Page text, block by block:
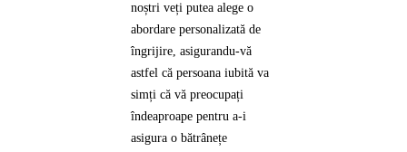
noștri veți putea alege o
abordare personalizată de
îngrijire, asigurandu-vă
astfel că persoana iubită va
simți că vă preocupați
îndeaproape pentru a-i
asigura o bătrânețe